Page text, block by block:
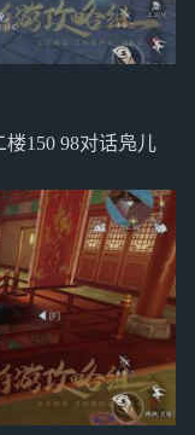
150 98对话凫儿